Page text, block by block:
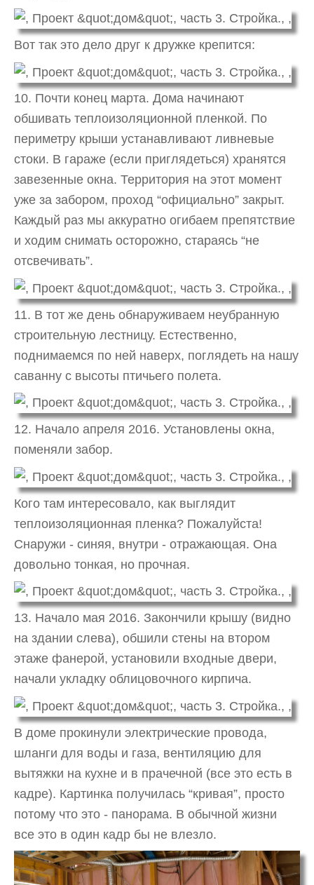
Вот так это дело друг к дружке крепится:
10. Почти конец марта. Дома начинают
обшивать теплоизоляционной пленкой. По
периметру крыши устанавливают ливневые
стоки. В гараже (если приглядеться) хранятся
завезенные окна. Территория на этот момент
уже за забором, проход “официально” закрыт.
Каждый раз мы аккуратно огибаем препятствие
и ходим снимать осторожно, стараясь “не
отсвечивать”.
11. В тот же день обнаруживаем неубранную
строительную лестницу. Естественно,
поднимаемся по ней наверх, поглядеть на нашу
саванну с высоты птичьего полета.
12. Начало апреля 2016. Установлены окна,
поменяли забор.
Кого там интересовало, как выглядит
теплоизоляционная пленка? Пожалуйста!
Снаружи - синяя, внутри - отражающая. Она
довольно тонкая, но прочная.
13. Начало мая 2016. Закончили крышу (видно
на здании слева), обшили стены на втором
этаже фанерой, установили входные двери,
начали укладку облицовочного кирпича.
В доме прокинули электрические провода,
шланги для воды и газа, вентиляцию для
вытяжки на кухне и в прачечной (все это есть в
кадре). Картинка получилась “кривая”, просто
потому что это - панорама. В обычной жизни
все это в один кадр бы не влезло.